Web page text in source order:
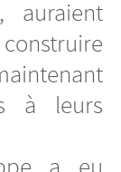
auraient
à leurs